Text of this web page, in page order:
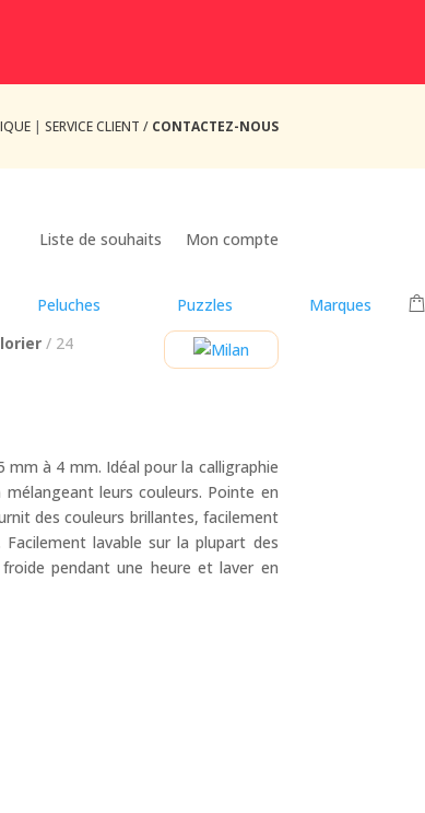
| SERVICE CLIENT / CONTACTEZ-NOUS
Liste de souhaits Mon compte
Peluches Puzzles
Marques
/ 24
à 4 mm. Idéal pour la calligraphie
leurs couleurs. Pointe en
des couleurs brillantes, facilement
lavable sur la plupart des
pendant une heure et laver en